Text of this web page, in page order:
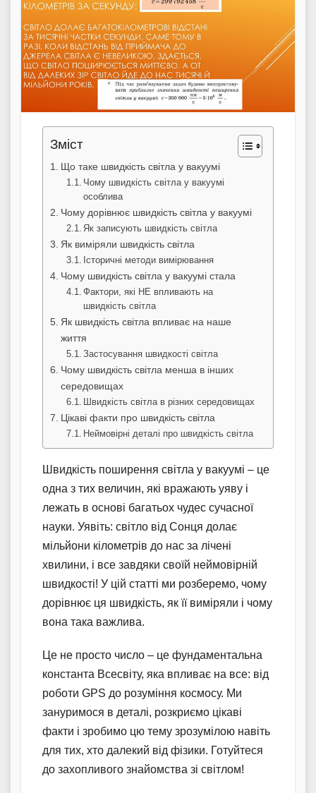
Зміст
Що таке швидкість світла у вакуумі
Чому швидкість світла у вакуумі
особлива
Чому дорівнює швидкість світла у вакуумі
Як записують швидкість світла
Як виміряли швидкість світла
Історичні методи вимірювання
Чому швидкість світла у вакуумі стала
Фактори, які НЕ впливають на
швидкість світла
Як швидкість світла впливає на наше
життя
Застосування швидкості світла
Чому швидкість світла менша в інших
середовищах
Швидкість світла в різних середовищах
Цікаві факти про швидкість світла
Неймовірні деталі про швидкість світла
Швидкість поширення світла у вакуумі – це
одна з тих величин, які вражають уяву і
лежать в основі багатьох чудес сучасної
науки. Уявіть: світло від Сонця долає
мільйони кілометрів до нас за лічені
хвилини, і все завдяки своїй неймовірній
швидкості! У цій статті ми розберемо, чому
дорівнює ця швидкість, як її виміряли і чому
вона така важлива.
Це не просто число – це фундаментальна
константа Всесвіту, яка впливає на все: від
роботи GPS до розуміння космосу. Ми
зануримося в деталі, розкриємо цікаві
факти і зробимо цю тему зрозумілою навіть
для тих, хто далекий від фізики. Готуйтеся
до захопливого знайомства зі світлом!